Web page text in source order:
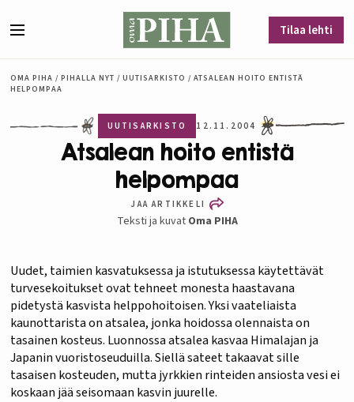
Tilaa lehti
OMA PIHA / PIHALLA NYT / UUTISARKISTO / ATSALEAN HOITO ENTISTÄ
HELPOMPAA
UUTISARKISTO 12.11.2004
Atsalean hoito entistä
helpompaa
JAA ARTIKKELI
Teksti ja kuvat Oma PIHA
Uudet, taimien kasvatuksessa ja istutuksessa käytettävät
turvesekoitukset ovat tehneet monesta haastavana
pidetystä kasvista helppohoitoisen. Yksi vaateliaista
kaunottarista on atsalea, jonka hoidossa olennaista on
tasainen kosteus. Luonnossa atsalea kasvaa Himalajan ja
Japanin vuoristoseuduilla. Siellä sateet takaavat sille
tasaisen kosteuden, mutta jyrkkien rinteiden ansiosta vesi ei
koskaan jää seisomaan kasvin juurelle.